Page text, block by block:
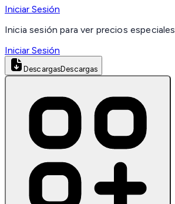
Iniciar Sesión
Inicia sesión para ver precios especiales
Iniciar Sesión
DescargasDescargas